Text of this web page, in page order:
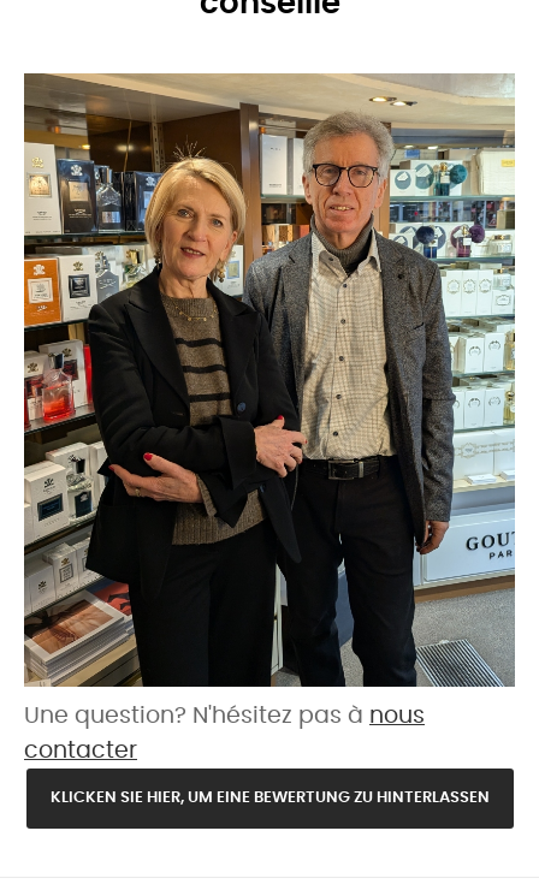
Une question? N'hésitez pas à nous
contacter
KLICKEN SIE HIER, UM EINE BEWERTUNG ZU HINTERLASSEN